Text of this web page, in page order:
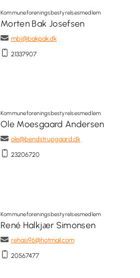
Kommuneforeningsbestyrelsesmedlem
Morten Bak Josefsen
mbj@bakpak.dk
21337907
Kommuneforeningsbestyrelsesmedlem
Ole Moesgaard Andersen
ole@bendstrupgaard.dk
23206720
Kommuneforeningsbestyrelsesmedlem
René Halkjær Simonsen
rehasi96@hotmail.com
20567477